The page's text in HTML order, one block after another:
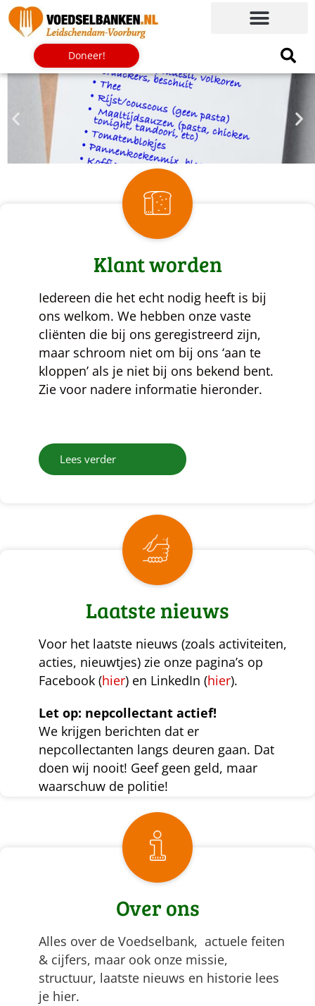
Doneer!
Klant worden
Iedereen die het echt nodig heeft is bij
ons welkom. We hebben onze vaste
cliënten die bij ons geregistreerd zijn,
maar schroom niet om bij ons ‘aan te
kloppen’ als je niet bij ons bekend bent.
Zie voor nadere informatie hieronder.
Lees verder
Laatste nieuws
Voor het laatste nieuws (zoals activiteiten,
acties, nieuwtjes) zie onze pagina’s op
Facebook (hier) en LinkedIn (hier).
Let op: nepcollectant actief!
We krijgen berichten dat er
nepcollectanten langs deuren gaan. Dat
doen wij nooit! Geef geen geld, maar
waarschuw de politie!
Over ons
Alles over de Voedselbank, actuele feiten
& cijfers, maar ook onze missie,
structuur, laatste nieuws en historie lees
je hier.